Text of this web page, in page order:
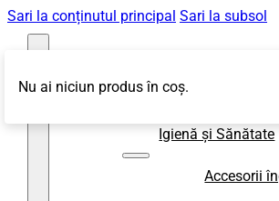
Sari la conținutul principal Sari la subsol
Igienă și Sănătate
Accesorii
Nu ai niciun produs în coș.